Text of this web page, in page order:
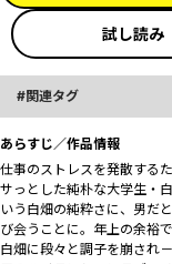
試し読み
関連タグ
あらすじ／作品情報
仕事のストレスを発散する
サっとした純朴な大学生・
いう白畑の純粋さに、男だ
び会うことに。年上の余裕
白畑に段々と調子を崩され